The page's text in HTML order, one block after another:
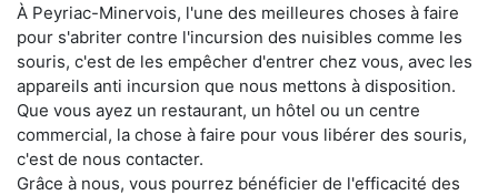
À Peyriac-Minervois, l'une des meilleures choses à faire
pour s'abriter contre l'incursion des nuisibles comme les
souris, c'est de les empêcher d'entrer chez vous, avec les
appareils anti incursion que nous mettons à disposition.
Que vous ayez un restaurant, un hôtel ou un centre
commercial, la chose à faire pour vous libérer des souris,
c'est de nous contacter.
Grâce à nous, vous pourrez bénéficier de l'efficacité des